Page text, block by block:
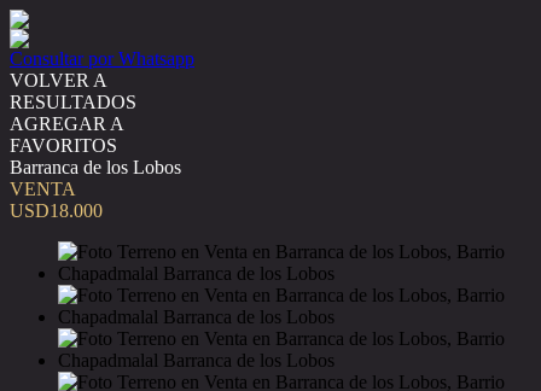
Consultar por Whatsapp
VOLVER A
RESULTADOS
AGREGAR A
FAVORITOS
Barranca de los Lobos
VENTA
USD18.000